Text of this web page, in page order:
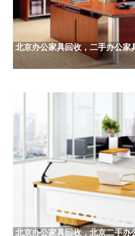
北京办公家具回收，二手办公家
北京办公家具回收，北京二手办